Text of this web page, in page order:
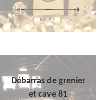
Débarras de grenier
et cave 81